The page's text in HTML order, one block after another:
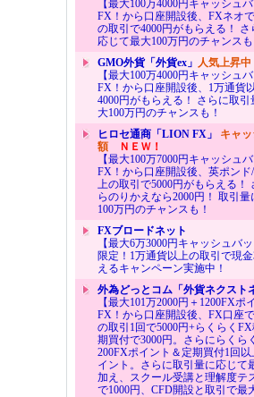
【最大100万4000円キャッシュ
FX！から口座開設後、FXネオ
の取引で4000円がもらえる！ さ
応じて最大100万円のチャンスも
GMO外貨「外貨ex」 人気上昇中
【最大100万4000円キャッシュ
FX！から口座開設後、1万通貨
4000円がもらえる！ さらに取
大100万円のチャンスも！
ヒロセ通商「LION FX」 キャ
額ＮＥＷ！
【最大100万7000円キャッシュ
FX！から口座開設後、英ポンド
上の取引で5000円がもらえる！
らのりかえなら2000円！ 取引
100万円のチャンスも！
FXブロードネット
【最大6万3000円キャッシュバ
限定！1万通貨以上の取引で現金
えるキャンペーン実施中！
外為どっとコム「外貨ネクスト
【最大101万2000円＋1200FXポ
FX！から口座開設後、FX口座
の取引1回で5000円+らくらく
期買付で3000円。さらにらくら
200FXポイント＆定期買付1回以
イント。さらに取引量に応じて
加え、スクール受講と理解度テ
で1000円、CFD開設と取引で最